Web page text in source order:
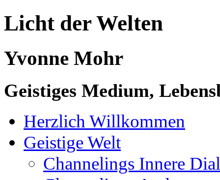
Licht der Welten
Yvonne Mohr
Geistiges Medium,
Herzlich Willkommen
Geistige Welt
Channelings Innere